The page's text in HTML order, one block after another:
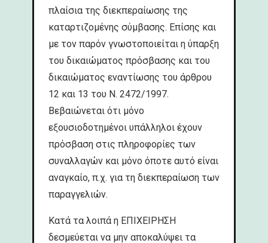
πλαίσια της διεκπεραίωσης της
καταρτιζομένης σύμβασης. Επίσης και
με τον παρόν γνωστοποιείται η ύπαρξη
του δικαιώματος πρόσβασης και του
δικαιώματος εναντίωσης του άρθρου
12 και 13 του Ν. 2472/1997.
Βεβαιώνεται ότι μόνο
εξουσιοδοτημένοι υπάλληλοι έχουν
πρόσβαση στις πληροφορίες των
συναλλαγών και μόνο όποτε αυτό είναι
αναγκαίο, π.χ. για τη διεκπεραίωση των
παραγγελιών.
Κατά τα λοιπά η ΕΠΙΧΕΙΡΗΣΗ
δεσμεύεται να μην αποκαλύψει τα